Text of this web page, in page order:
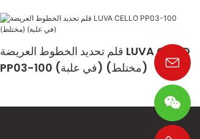
قلم تحديد الخطوط العريضة LUVA CELLO
PP03-100 (مختلط) (في علبة)